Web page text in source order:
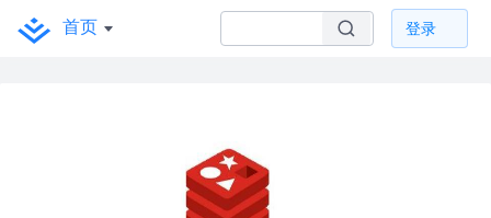
首页 登录